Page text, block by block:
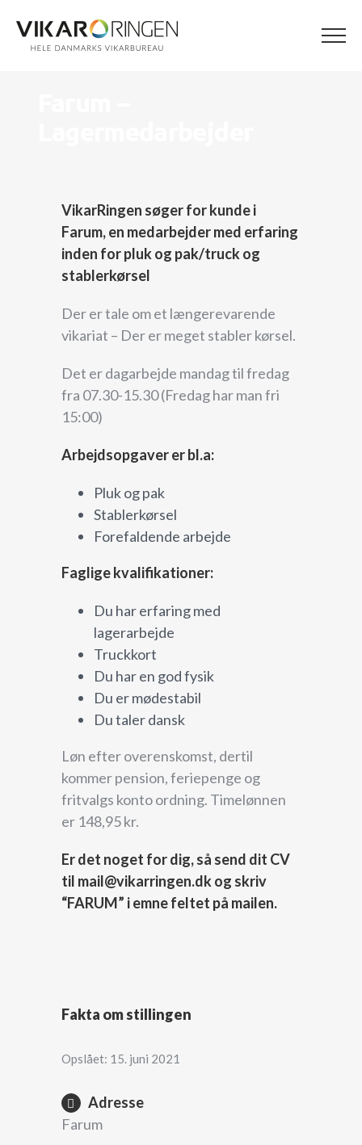
content
VikarRingen søger for kunde i
Farum, en medarbejder med erfaring
inden for pluk og pak/truck og
stablerkørsel
Der er tale om et længerevarende
vikariat – Der er meget stabler kørsel.
Det er dagarbejde mandag til fredag
fra 07.30-15.30 (Fredag har man fri
15:00)
Arbejdsopgaver er bl.a:
Pluk og pak
Stablerkørsel
Forefaldende arbejde
Faglige kvalifikationer:
Du har erfaring med
lagerarbejde
Truckkort
Du har en god fysik
Du er mødestabil
Du taler dansk
Løn efter overenskomst, dertil
kommer pension, feriepenge og
fritvalgs konto ordning. Timelønnen
er 148,95 kr.
Er det noget for dig, så send dit CV
til mail@vikarringen.dk og skriv
“FARUM” i emne feltet på mailen.
Fakta om stillingen
Opslået: 15. juni 2021
Adresse
Farum